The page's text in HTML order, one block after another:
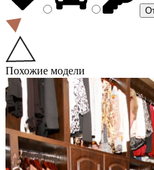
Похожие модели